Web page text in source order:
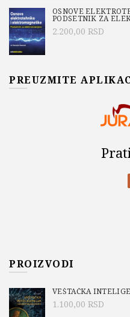
OSNOVE
PODSETNIK ZA
2.200,00 RSD
PREUZMITE
PROIZVODI
VEŠTAČKA
1.100,00 RSD